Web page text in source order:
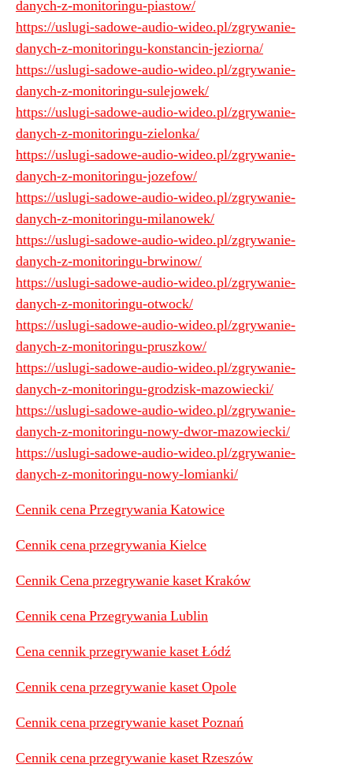
danych-z-monitoringu-piastow/
https://uslugi-sadowe-audio-wideo.pl/zgrywanie-
danych-z-monitoringu-konstancin-jeziorna/
https://uslugi-sadowe-audio-wideo.pl/zgrywanie-
danych-z-monitoringu-sulejowek/
https://uslugi-sadowe-audio-wideo.pl/zgrywanie-
danych-z-monitoringu-zielonka/
https://uslugi-sadowe-audio-wideo.pl/zgrywanie-
danych-z-monitoringu-jozefow/
https://uslugi-sadowe-audio-wideo.pl/zgrywanie-
danych-z-monitoringu-milanowek/
https://uslugi-sadowe-audio-wideo.pl/zgrywanie-
danych-z-monitoringu-brwinow/
https://uslugi-sadowe-audio-wideo.pl/zgrywanie-
danych-z-monitoringu-otwock/
https://uslugi-sadowe-audio-wideo.pl/zgrywanie-
danych-z-monitoringu-pruszkow/
https://uslugi-sadowe-audio-wideo.pl/zgrywanie-
danych-z-monitoringu-grodzisk-mazowiecki/
https://uslugi-sadowe-audio-wideo.pl/zgrywanie-
danych-z-monitoringu-nowy-dwor-mazowiecki/
https://uslugi-sadowe-audio-wideo.pl/zgrywanie-
danych-z-monitoringu-nowy-lomianki/
Cennik cena Przegrywania Katowice
Cennik cena przegrywania Kielce
Cennik Cena przegrywanie kaset Kraków
Cennik cena Przegrywania Lublin
Cena cennik przegrywanie kaset Łódź
Cennik cena przegrywanie kaset Opole
Cennik cena przegrywanie kaset Poznań
Cennik cena przegrywanie kaset Rzeszów